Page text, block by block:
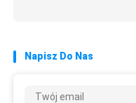
Napisz Do Nas